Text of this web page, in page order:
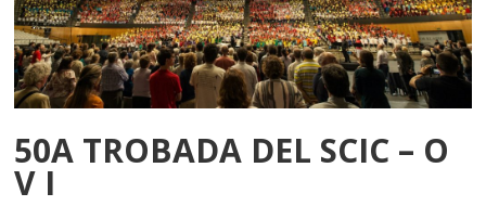
50A TROBADA DEL SCIC – O
V I